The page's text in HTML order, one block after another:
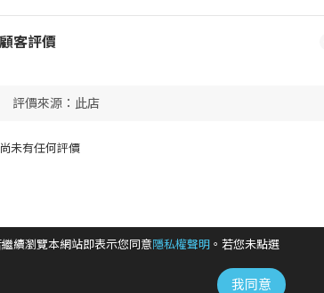
顧客評價
尚未有任何評價
續瀏覽本網站即表示您同意隱私權聲明 。若您未點選
我同意